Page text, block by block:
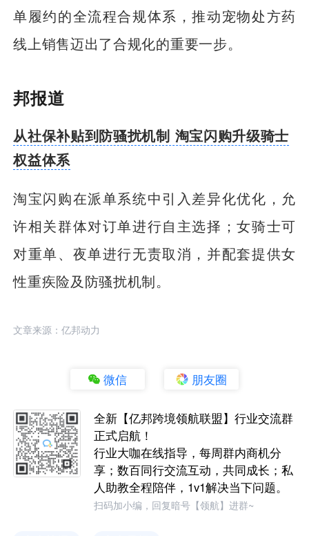
单履约的全流程合规体系，推动宠物处方药
线上销售迈出了合规化的重要一步。
邦报道
从社保补贴到防骚扰机制 淘宝闪购升级骑士
权益体系
淘宝闪购在派单系统中引入差异化优化，允
许相关群体对订单进行自主选择；女骑士可
对重单、夜单进行无责取消，并配套提供女
性重疾险及防骚扰机制。
文章来源：亿邦动力
微信 朋友圈
全新【亿邦跨境领航联盟】行业交流群
正式启航！
行业大咖在线指导，每周群内商机分
享；数百同行交流互动，共同成长；私
人助教全程陪伴，1v1解决当下问题。
扫码加小编，回复暗号【领航】进群~